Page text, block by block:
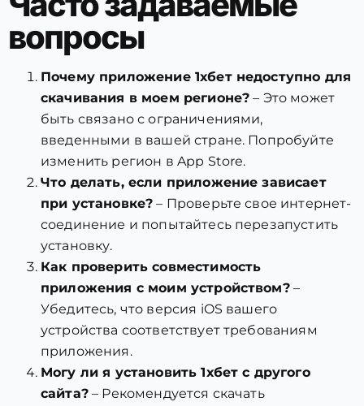
вопросы
Почему приложение 1хбет недоступно для
скачивания в моем регионе? – Это может
быть связано с ограничениями,
введенными в вашей стране. Попробуйте
изменить регион в App Store.
Что делать, если приложение зависает
при установке? – Проверьте свое интернет-
соединение и попытайтесь перезапустить
установку.
Как проверить совместимость
приложения с моим устройством?–
Убедитесь, что версия iOS вашего
устройства соответствует требованиям
приложения.
Могу ли я установить 1хбет с другого
сайта?– Рекомендуется скачать